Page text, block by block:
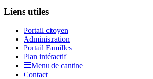
Liens utiles
Portail citoyen
Administration
Portail Familles
Plan intéractif
Menu de cantine
Contact